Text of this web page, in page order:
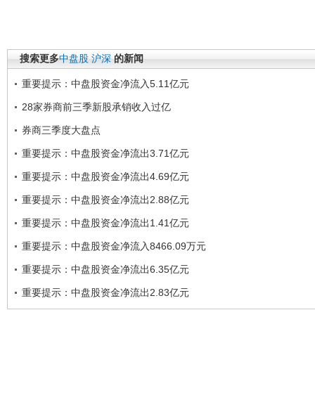
搜索更多中盘股 沪深 的新闻
重要提示：中盘股资金净流入5.11亿元
28家券商前三季新股承销收入过亿
券商三季度大盘点
重要提示：中盘股资金净流出3.71亿元
重要提示：中盘股资金净流出4.69亿元
重要提示：中盘股资金净流出2.88亿元
重要提示：中盘股资金净流出1.41亿元
重要提示：中盘股资金净流入8466.09万元
重要提示：中盘股资金净流出6.35亿元
重要提示：中盘股资金净流出2.83亿元